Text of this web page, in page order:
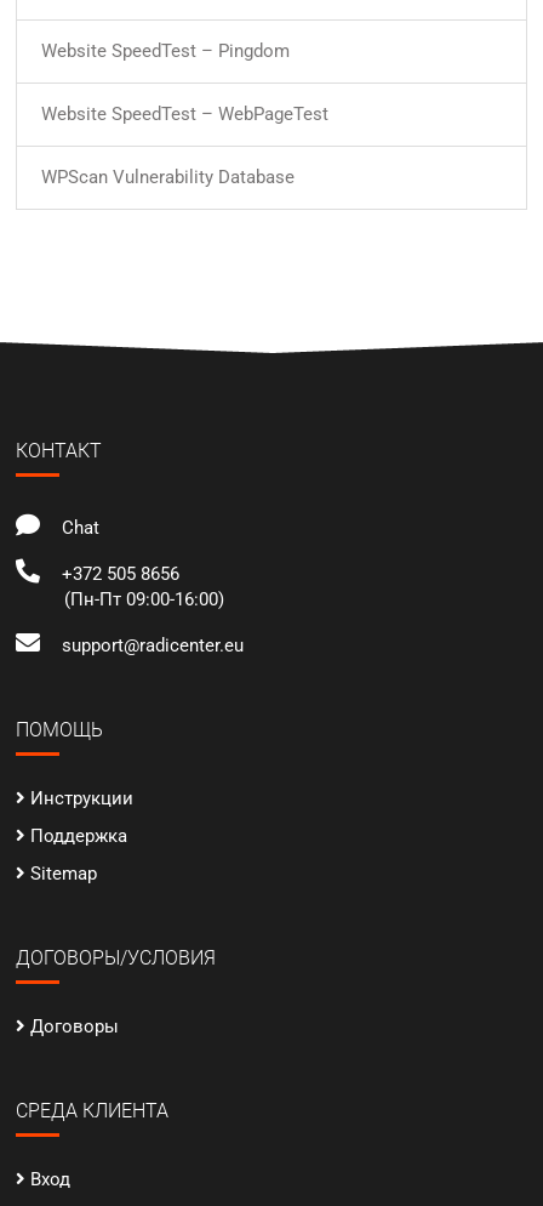
Website SpeedTest – Pingdom
Website SpeedTest – WebPageTest
WPScan Vulnerability Database
КОНТАКТ
Chat
+372 505 8656
(Пн-Пт 09:00-16:00)
support@radicenter.eu
ПОМОЩЬ
Инструкции
Поддержка
Sitemap
ДОГОВОРЫ/УСЛОВИЯ
Договоры
СРЕДА КЛИЕНТА
Вход